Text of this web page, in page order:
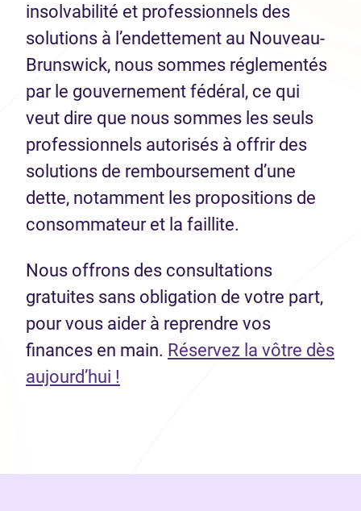
insolvabilité et professionnels des
solutions à l’endettement au Nouveau-
Brunswick, nous sommes réglementés
par le gouvernement fédéral, ce qui
veut dire que nous sommes les seuls
professionnels autorisés à offrir des
solutions de remboursement d’une
dette, notamment les propositions de
consommateur et la faillite.
Nous offrons des consultations
gratuites sans obligation de votre part,
pour vous aider à reprendre vos
finances en main. Réservez la vôtre dès
aujourd’hui !